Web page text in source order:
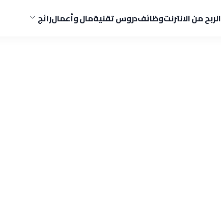
الربح من الانترنتوظائفدروس تقنيةمال وأعمالرائج